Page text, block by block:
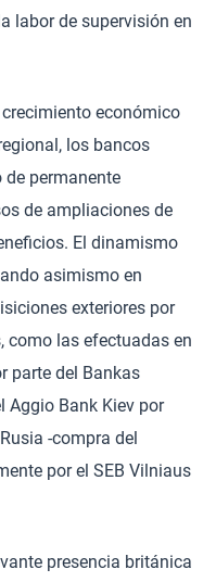
labor de supervisión en
económico
los bancos
de permanente
de ampliaciones de
El dinamismo
asimismo en
exteriores por
como las efectuadas en
parte del Bankas
Aggio Bank Kiev por
-compra del
por el SEB Vilniaus
presencia británica